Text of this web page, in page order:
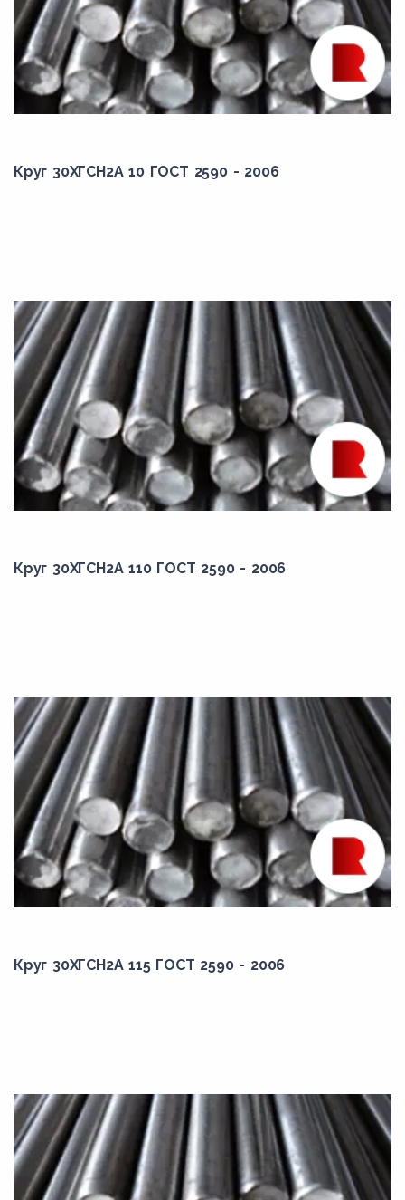
12ХН2А
12ХН3А
14Г2
14Г2АФ
14Х2ГМР
15Г2АФД
15Г2АФДпс
15Г2СФ
15Г2СФД
15ГС
15ГФ
15ГФД
15кп
15ХА
15ХГН2ТА
15ХСНД
15ХФ
16Г2
16Г2АФ
16Г2АФД
16ГС
16К
18Г2АФ
18Г2АФД
18Г2АФДпс
18Г2АФпс
Круг 30ХГСН2А 10 ГОСТ 2590 - 2006
Круг 30ХГСН2А 110 ГОСТ 2590 - 2006
Круг 30ХГСН2А 115 ГОСТ 2590 - 2006